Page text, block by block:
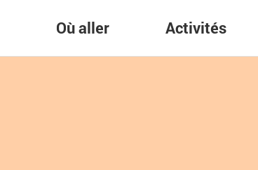
Où aller Activités